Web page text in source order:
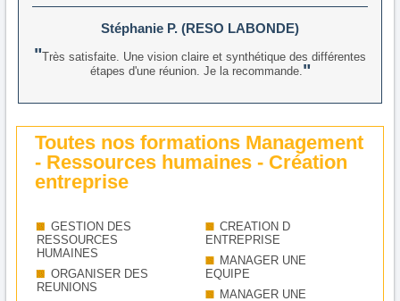
Stéphanie P. (RESO LABONDE)
Très satisfaite. Une vision claire et synthétique des différentes
étapes d'une réunion. Je la recommande.
Toutes nos formations Management
- Ressources humaines - Création
entreprise
GESTION DES
RESSOURCES
HUMAINES
ORGANISER DES
REUNIONS
CREATION D
ENTREPRISE
MANAGER UNE
EQUIPE
MANAGER UNE